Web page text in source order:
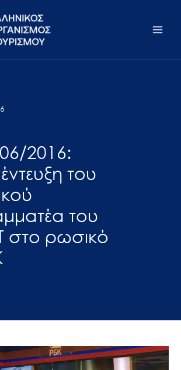
2016:
του
του
στο ρωσικό